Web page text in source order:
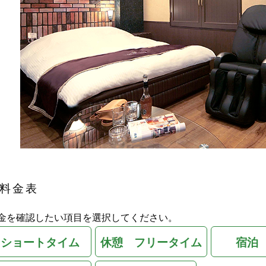
料金表
を確認したい項目を選択してください。
ショートタイム 休憩 フリータイム 宿泊